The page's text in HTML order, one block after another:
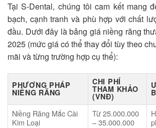
Tại S-Dental, chúng tôi cam kết mang
bạch, cạnh tranh và phù hợp với chất
đầu. Dưới đây là bảng giá niềng răng
2025 (mức giá có thể thay đổi tùy theo
mãi và từng trường hợp cụ thể):
PHƯƠNG PHÁP
NIỀNG RĂNG
CHI PHÍ
THAM KHẢO
(VNĐ)
Niềng Răng Mắc Cài
Kim Loại
Từ 25.000.000
– 35.000.000